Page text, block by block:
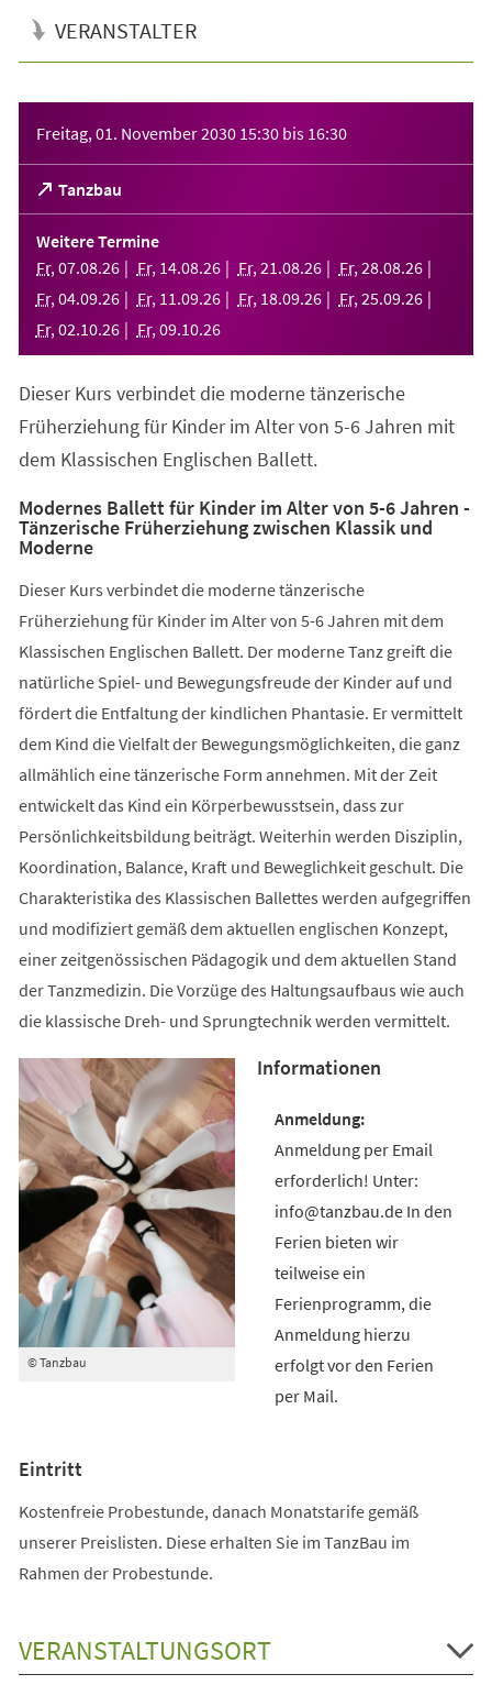
VERANSTALTER
Freitag, 01. November 2030 15:30 bis 16:30
Tanzbau
(Öffnet
in
einem
neuen
Tab)
Weitere Termine
Fr, 07.08.26 Fr, 14.08.26 Fr, 21 .08.26 Fr, 28.08.26
Fr, 04.09.26 Fr, 11 .09.26 Fr, 18.09.26 Fr, 25.09.26
Fr, 02.10.26 Fr, 09.10.26
Dieser Kurs verbindet die moderne tänzerische
Früherziehung für Kinder im Alter von 5-6 Jahren mit
dem Klassischen Englischen Ballett.
Modernes Ballett für Kinder im Alter von 5-6 Jahren -
Tänzerische Früherziehung zwischen Klassik und
Moderne
Dieser Kurs verbindet die moderne tänzerische
Früherziehung für Kinder im Alter von 5-6 Jahren mit dem
Klassischen Englischen Ballett. Der moderne Tanz greift die
natürliche Spiel- und Bewegungsfreude der Kinder auf und
fördert die Entfaltung der kindlichen Phantasie. Er vermittelt
dem Kind die Vielfalt der Bewegungsmöglichkeiten, die ganz
allmählich eine tänzerische Form annehmen. Mit der Zeit
entwickelt das Kind ein Körperbewusstsein, dass zur
Persönlichkeitsbildung beiträgt. Weiterhin werden Disziplin,
Koordination, Balance, Kraft und Beweglichkeit geschult. Die
Charakteristika des Klassischen Ballettes werden aufgegriffen
und modifiziert gemäß dem aktuellen englischen Konzept,
einer zeitgenössischen Pädagogik und dem aktuellen Stand
der Tanzmedizin. Die Vorzüge des Haltungsaufbaus wie auch
die klassische Dreh- und Sprungtechnik werden vermittelt.
© Tanzbau
Informationen
Anmeldung per Email
erforderlich! Unter:
info@tanzbau.de In den
Ferien bieten wir
teilweise ein
Ferienprogramm, die
Anmeldung hierzu
erfolgt vor den Ferien
per Mail.
Eintritt
Kostenfreie Probestunde, danach Monatstarife gemäß
unserer Preislisten. Diese erhalten Sie im TanzBau im
Rahmen der Probestunde.
VERANSTALTUNGSORT